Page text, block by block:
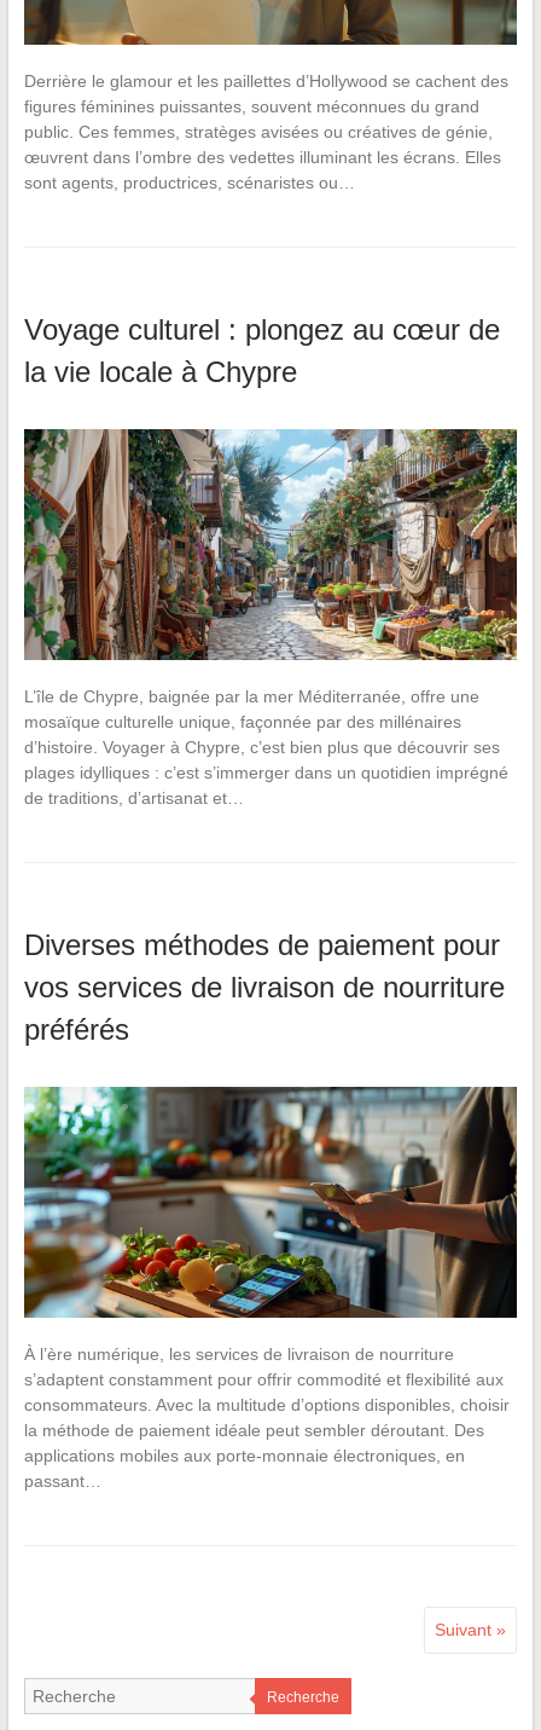
Derrière le glamour et les paillettes d’Hollywood se cachent des
figures féminines puissantes, souvent méconnues du grand
public. Ces femmes, stratèges avisées ou créatives de génie,
œuvrent dans l’ombre des vedettes illuminant les écrans. Elles
sont agents, productrices, scénaristes ou…
Voyage culturel : plongez au cœur de
la vie locale à Chypre
L’île de Chypre, baignée par la mer Méditerranée, offre une
mosaïque culturelle unique, façonnée par des millénaires
d’histoire. Voyager à Chypre, c’est bien plus que découvrir ses
plages idylliques : c’est s’immerger dans un quotidien imprégné
de traditions, d’artisanat et…
Diverses méthodes de paiement pour
vos services de livraison de nourriture
préférés
À l’ère numérique, les services de livraison de nourriture
s’adaptent constamment pour offrir commodité et flexibilité aux
consommateurs. Avec la multitude d’options disponibles, choisir
la méthode de paiement idéale peut sembler déroutant. Des
applications mobiles aux porte-monnaie électroniques, en
passant…
Suivant »
Recherche